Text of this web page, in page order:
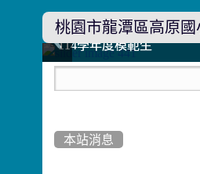
桃園市龍潭區高原國
114學年度模範生
114學年度模範生
高原110 追夢向前行
高原110 追夢向前行
橄欖樹群
橄欖樹群
:::
本站消息